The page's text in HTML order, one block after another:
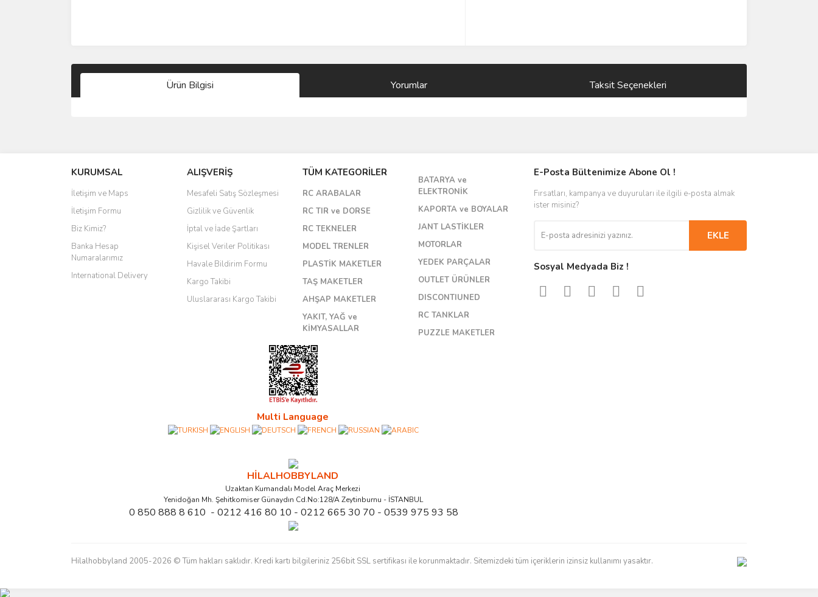
Ürün Bilgisi Yorumlar Taksit Seçenekleri
Yorum Yaz
KURUMSAL
İletişim ve Maps
İletişim Formu
Biz Kimiz?
Banka Hesap
Numaralarımız
International Delivery
ALIŞVERİŞ
Mesafeli Satış Sözleşmesi
Gizlilik ve Güvenlik
İptal ve İade Şartları
Kişisel Veriler Politikası
Havale Bildirim Formu
Kargo Takibi
Uluslararası Kargo Takibi
TÜM KATEGORİLER
RC ARABALAR
RC TIR ve DORSE
RC TEKNELER
MODEL TRENLER
PLASTİK MAKETLER
TAŞ MAKETLER
AHŞAP MAKETLER
YAKIT, YAĞ ve
KİMYASALLAR
BATARYA ve
ELEKTRONİK
KAPORTA ve BOYALAR
JANT LASTİKLER
MOTORLAR
YEDEK PARÇALAR
OUTLET ÜRÜNLER
DISCONTIUNED
RC TANKLAR
PUZZLE MAKETLER
Multi Language
HİLALHOBBYLAND
Uzaktan Kumandalı Model Araç Merkezi
Yenidoğan Mh. Şehitkomiser Günaydın Cd.No:128/A Zeytinburnu - İSTANBUL
0 850 888 8 610 - 0212 416 80 10 - 0212 665 30 70 - 0539 975 93 58
E-Posta Bültenimize Abone Ol !
Fırsatları, kampanya ve duyuruları ile ilgili e-posta almak
ister misiniz?
EKLE
Sosyal Medyada Biz !
Hilalhobbyland 2005-2026 © Tüm hakları saklıdır. Kredi kartı bilgileriniz 256bit SSL sertifikası ile korunmaktadır. Sitemizdeki tüm içeriklerin izinsiz kullanımı yasaktır.